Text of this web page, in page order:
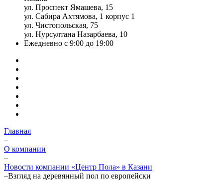
ул. Проспект Ямашева, 15
ул. Сабира Ахтямова, 1 корпус 1
ул. Чистопольская, 75
ул. Нурсултана Назарбаева, 10
Ежедневно с 9:00 до 19:00
Главная
–
О компании
–
Новости компании «Центр Пола» в Казани
–Взгляд на деревянный пол по европейски